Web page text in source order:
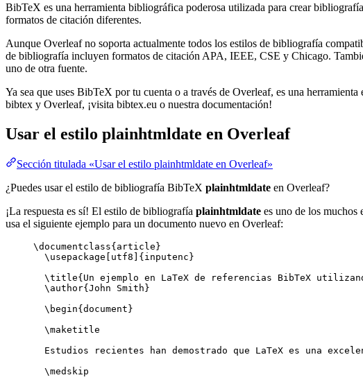
BibTeX es una herramienta bibliográfica poderosa utilizada para crear
formatos de citación diferentes.
Aunque Overleaf no soporta actualmente todos los estilos de bibliografía
de bibliografía incluyen formatos de citación APA, IEEE, CSE y Chicago.
uno de otra fuente.
Ya sea que uses BibTeX por tu cuenta o a través de Overleaf, es una
bibtex y Overleaf, ¡visita bibtex.eu o nuestra documentación!
Usar el estilo plainhtmldate en Overleaf
Sección titulada «Usar el estilo plainhtmldate en Overleaf»
¿Puedes usar el estilo de bibliografía BibTeX plainhtmldate en Overleaf?
¡La respuesta es sí! El estilo de bibliografía plainhtmldate es uno de los
usa el siguiente ejemplo para un documento nuevo en Overleaf:
\documentclass{ article }
\usepackage
utf8 ]{ inputenc }
\title{Un ejemplo en LaTeX de referencias BibTeX
\author{John Smith}
\begin{ document }
\maketitle
Estudios recientes han demostrado que LaTeX es una
\medskip